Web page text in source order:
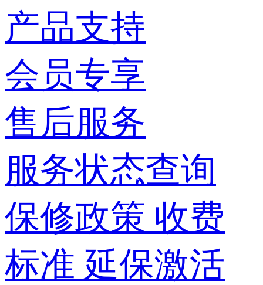
产品支持
会员专享
售后服务
服务状态查询
保修政策 收费
标准 延保激活